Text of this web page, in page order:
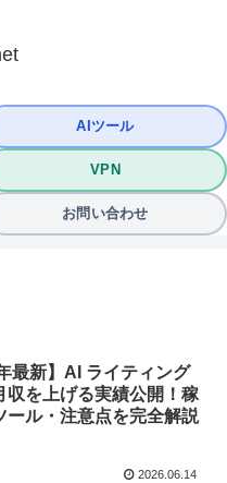
AIツール
VPN
お問い合わせ
最新】AI ライティング
収を上げる実績公開！稼
ール・注意点を完全解説
2026.06.14